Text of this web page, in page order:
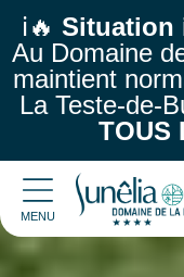
ℹ️🔥 Situation
Au Domaine
maintient
La Teste-de-
TOUS
MENU